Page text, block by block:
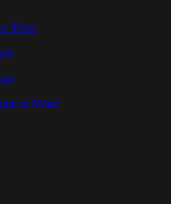
Motor
Motor